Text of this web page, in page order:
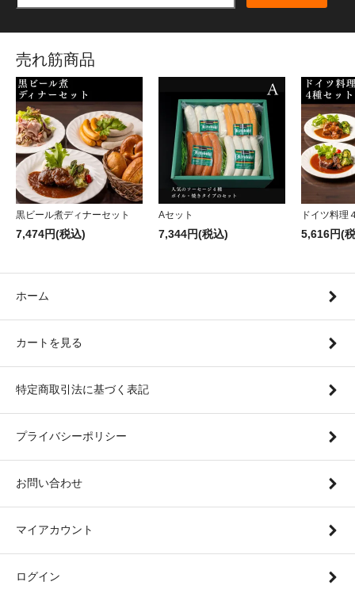
売れ筋商品
黒ビール煮ディナーセット
7,474円(税込)
Aセット
7,344円(税込)
ドイツ料理
5,616円(
ホーム
カートを見る
特定商取引法に基づく表記
プライバシーポリシー
お問い合わせ
マイアカウント
ログイン